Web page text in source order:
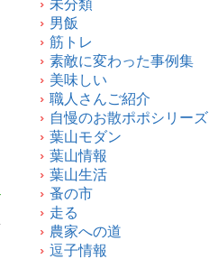
未分類
男飯
筋トレ
素敵に変わった事例集
美味しい
職人さんご紹介
自慢のお散ポポシリーズ
葉山モダン
葉山情報
葉山生活
蚤の市
走る
農家への道
逗子情報